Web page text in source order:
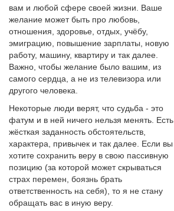
вам и любой сфере своей жизни. Ваше
желание может быть про любовь,
отношения, здоровье, отдых, учёбу,
эмиграцию, повышение зарплаты, новую
работу, машину, квартиру и так далее.
Важно, чтобы желание было вашим, из
самого сердца, а не из телевизора или
другого человека.
Некоторые люди верят, что судьба - это
фатум и в ней ничего нельзя менять. Есть
жёсткая заданность обстоятельств,
характера, привычек и так далее. Если вы
хотите сохранить веру в свою пассивную
позицию (за которой может скрываться
страх перемен, боязнь брать
ответственность на себя), то я не стану
обращать вас в иную веру.